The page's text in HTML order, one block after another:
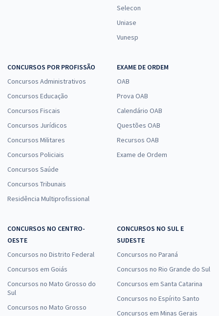
Selecon
Uniase
Vunesp
CONCURSOS POR PROFISSÃO
Concursos Administrativos
Concursos Educação
Concursos Fiscais
Concursos Jurídicos
Concursos Militares
Concursos Policiais
Concursos Saúde
Concursos Tribunais
Residência Multiprofissional
EXAME DE ORDEM
OAB
Prova OAB
Calendário OAB
Questões OAB
Recursos OAB
Exame de Ordem
CONCURSOS NO CENTRO-
OESTE
Concursos no Distrito Federal
Concursos em Goiás
Concursos no Mato Grosso do
Sul
Concursos no Mato Grosso
CONCURSOS NO SUL E
SUDESTE
Concursos no Paraná
Concursos no Rio Grande do Sul
Concursos em Santa Catarina
Concursos no Espírito Santo
Concursos em Minas Gerais